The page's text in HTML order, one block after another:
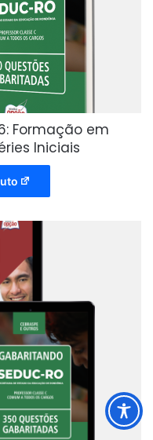
Formação em
Iniciais